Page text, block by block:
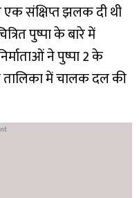
संक्षिप्त झलक दी थी
पुष्पा के बारे में
ने पुष्पा 2 के
तालिका में चालक दल की